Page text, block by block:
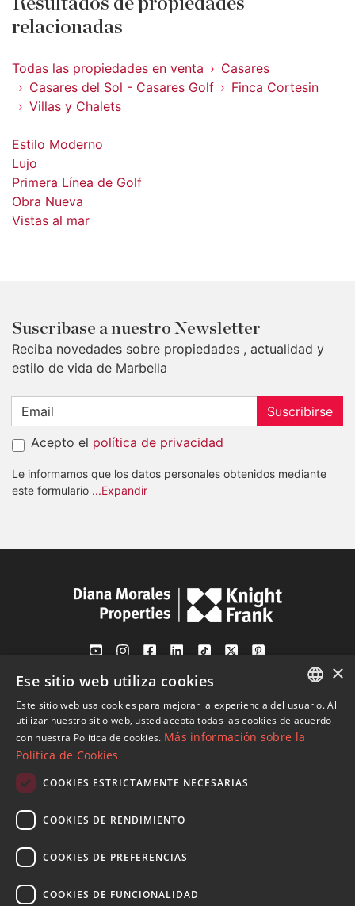
relacionadas
Todas las propiedades en venta
Casares
Casares del Sol - Casares Golf
Finca Cortesin
Villas y Chalets
Estilo Moderno
Lujo
Primera Línea de Golf
Obra Nueva
Vistas al mar
Suscribase a nuestro Newsletter
Reciba novedades sobre propiedades , actualidad y
estilo de vida de Marbella
Suscribirse
Acepto el política de privacidad
Le informamos que los datos personales obtenidos mediante
este formulario ...Expandir
Av. Canovas del Castillo 4
1st Floor, Office 3
29601 Marbella
Ver en mapa
Tel:+34 952 765 138
info@dmproperties.com
ENGLISH
SPANISH
×
Ese sitio web utiliza cookies
Este sitio web usa cookies para mejorar la experiencia del usuario. Al
utilizar nuestro sitio web, usted acepta todas las cookies de acuerdo
con nuestra Política de cookies. Más información sobre la
Política de Cookies
COOKIES ESTRICTAMENTE NECESARIAS
COOKIES DE RENDIMIENTO
COOKIES DE PREFERENCIAS
COOKIES DE FUNCIONALIDAD